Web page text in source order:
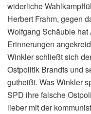
widerliche
Herbert Frahm, gegen
Wolfgang Schäuble
Erinnerungen
Winkler schließt sich
Ostpolitik Brandts und
gutheißt. Was Winkler
SPD ihre falsche
lieber mit der